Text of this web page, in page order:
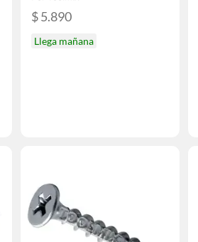
$ 5.890
Llega mañana